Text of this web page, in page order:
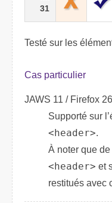
31
Testé sur les
Cas particulier
JAWS 11 / Firefox 26
Supporté sur
<header>.
À noter que
<header> et
restitués avec